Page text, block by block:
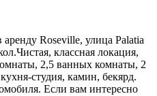
Roseville, улица Palatia
классная локация,
2,5 ванных комнаты, 2
студия, камин, бекярд.
Если вам интересно